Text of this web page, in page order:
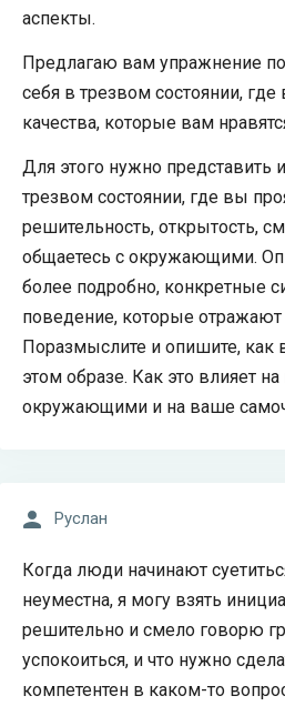
аспекты.
Предлагаю вам упражнение
себя в трезвом состоянии,
качества, которые вам
Для этого нужно представить
трезвом состоянии, где вы
решительность, открытость,
общаетесь с окружающими.
более подробно, конкретные
поведение, которые отражают
Поразмыслите и опишите, как
этом образе. Как это влияет
окружающими и на ваше
Руслан
Когда люди начинают
неуместна, я могу взять
решительно и смело говорю
успокоиться, и что нужно
компетентен в каком-то